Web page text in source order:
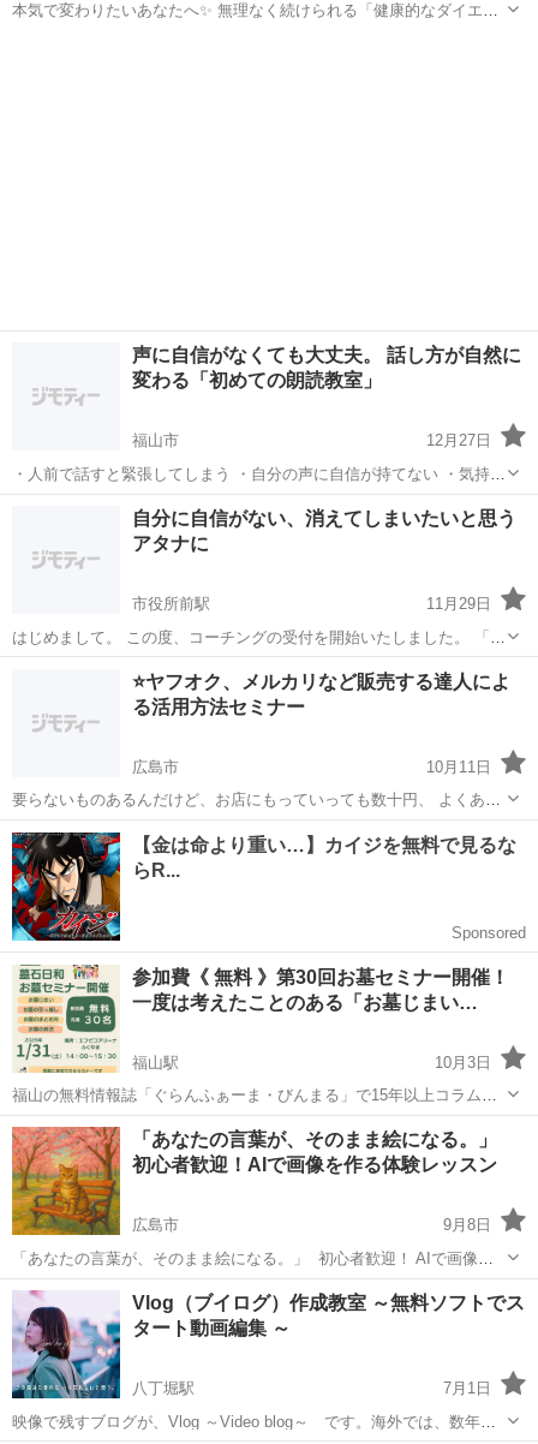
本気で変わりたいあなたへ✨ 無理なく続けられる「健康的なダイエッ
声に自信がなくても大丈夫。 話し方が自然に
変わる「初めての朗読教室」
福山市
12月27日
・人前で話すと緊張してしまう ・自分の声に自信が持てない ・気持ち
をうまく言葉にできない そんな方のための、朗読初心者向け・少人数
その他 文章
自分に自信がない、消えてしまいたいと思う
アタナに
市役所前駅
11月29日
はじめまして。 この度、コーチングの受付を開始いたしました。 「今
の自分を変えたい」「もっと力を発揮したい」「前に進みたいけれど
不安がある」 そんなお気持ちを抱えている方のお力になれればと思
い、募集に至りました。 私のコ...
市役所前駅 その他 コーチング
⭐️ヤフオク、メルカリなど販売する達人によ
る活用方法セミナー
広島市
10月11日
要らないものあるんだけど、お店にもっていっても数十円、 よくあり
ますよね。 自分で販売すれば以外とお金になることにびっくり！ 数々
の商品を販売（一つ数万円以上）してきた達人が 商品の売り方、配送
方法含めて具体...
広島 広島市 その他 ヤフオク
参加費《 無料 》第30回お墓セミナー開催！
一度は考えたことのある「お墓じまい…
福山駅
10月3日
福山の無料情報誌「ぐらんふぁーま・びんまる」で15年以上コラムの
連載を続けている新涯町の「石の彩聖」です！初のジモティーでのセ
ミナー募集です！ みんな考えたことのある「これからのこと」 まずは
知ることからはじめて...
広島 福山市 福山駅 その他 終活
「あなたの言葉が、そのまま絵になる。」
初心者歓迎！AIで画像を作る体験レッスン
広島市
9月8日
「あなたの言葉が、そのまま絵になる。」 初心者歓迎！ AIで画像を
作る体験レッスン 📘 レッスン内容 ・無料体験レッスン（30〜45分）
→ AIに言葉を伝えて、画像が出力される驚きを体感！ ・6回...
広島 SNS
Vlog（ブイログ）作成教室 ～無料ソフトでス
タート動画編集 ～
八丁堀駅
7月1日
映像で残すブログが、Vlog ～Video blog～ です。海外では、数年前